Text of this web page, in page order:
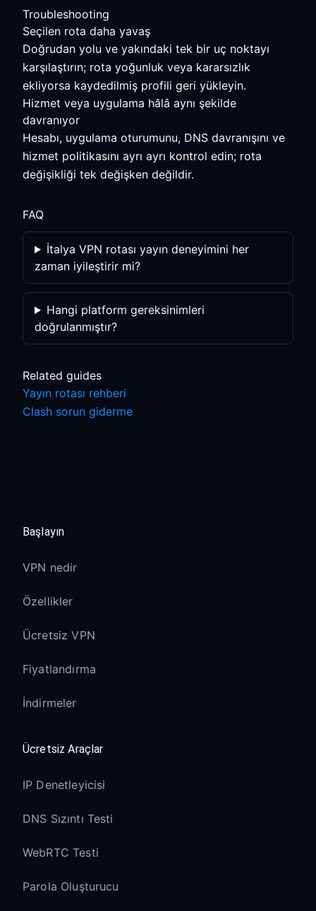
Troubleshooting
Seçilen rota daha yavaş
Doğrudan yolu ve yakındaki tek bir uç noktayı
karşılaştırın; rota yoğunluk veya kararsızlık
ekliyorsa kaydedilmiş profili geri yükleyin.
Hizmet veya uygulama hâlâ aynı şekilde
davranıyor
Hesabı, uygulama oturumunu, DNS davranışını ve
hizmet politikasını ayrı ayrı kontrol edin; rota
değişikliği tek değişken değildir.
FAQ
İtalya VPN rotası yayın deneyimini her
zaman iyileştirir mi?
Hangi platform gereksinimleri
doğrulanmıştır?
Related guides
Yayın rotası rehberi
Clash sorun giderme
Başlayın
VPN nedir
Özellikler
Ücretsiz VPN
Fiyatlandırma
İndirmeler
Ücretsiz Araçlar
IP Denetleyicisi
DNS Sızıntı Testi
WebRTC Testi
Parola Oluşturucu